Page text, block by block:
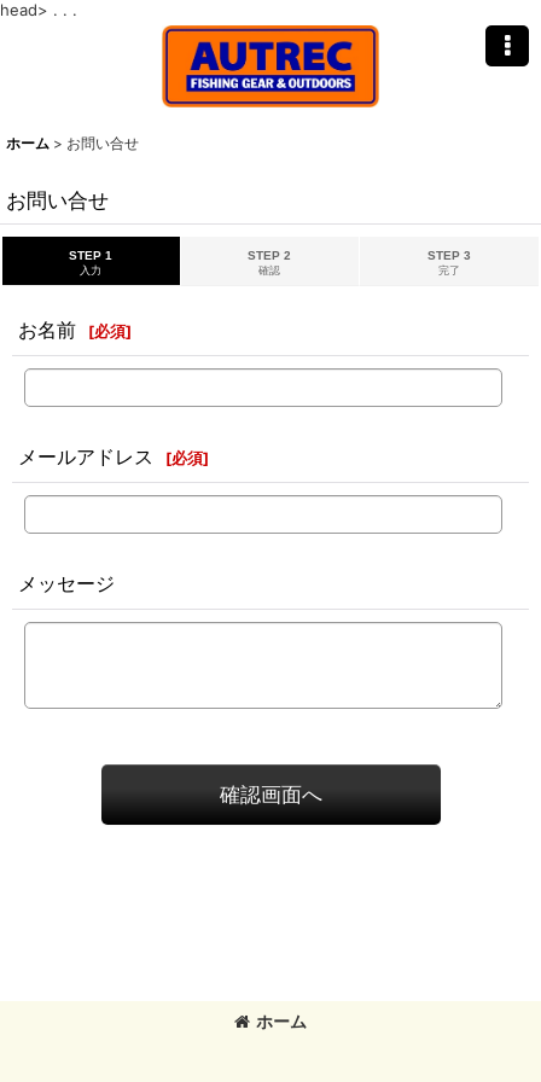
head> . . .
ホーム > お問い合せ
お問い合せ
STEP 1
入力
STEP 2
確認
STEP 3
完了
お名前 [必須]
メールアドレス [必須]
メッセージ
確認画面へ
ホーム